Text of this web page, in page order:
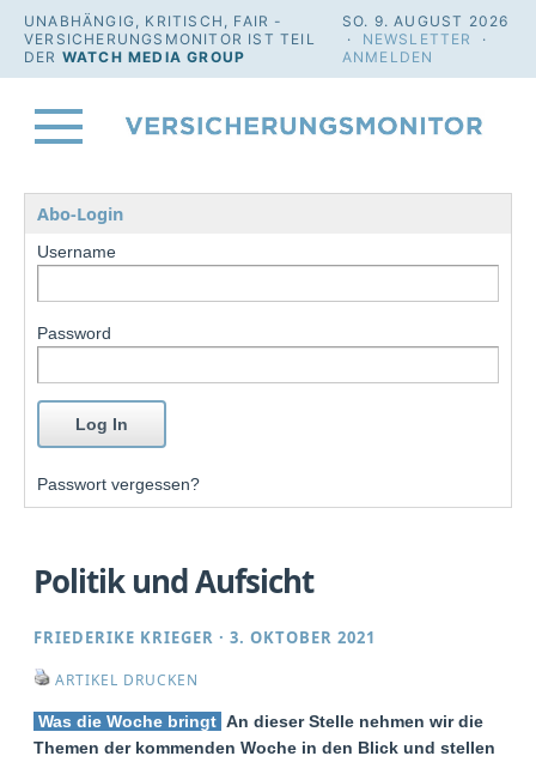
UNABHÄNGIG, KRITISCH, FAIR -
VERSICHERUNGSMONITOR IST TEIL
DER WATCH MEDIA GROUP
SO. 9. AUGUST 2026
· NEWSLETTER
·
ANMELDEN
Abo-Login
Username
Password
Passwort vergessen?
Politik und Aufsicht
FRIEDERIKE KRIEGER ·3. OKTOBER 2021
ARTIKEL DRUCKEN
Was die Woche bringt An dieser Stelle nehmen wir die
Themen der kommenden Woche in den Blick und stellen